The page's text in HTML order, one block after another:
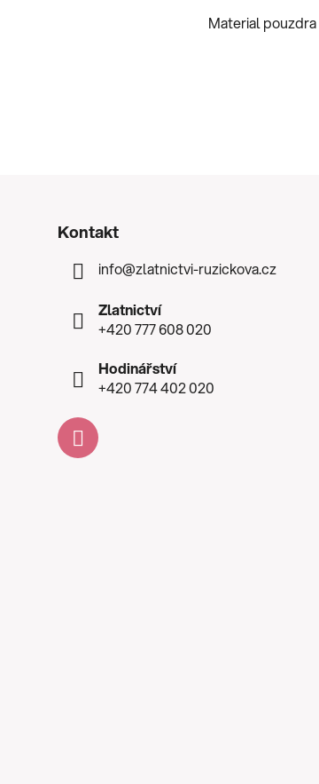
Material pouzdra
Kontakt
info@zlatnictvi-ruzickova.cz
Zlatnictví
+420 777 608 020
Hodinářství
+420 774 402 020